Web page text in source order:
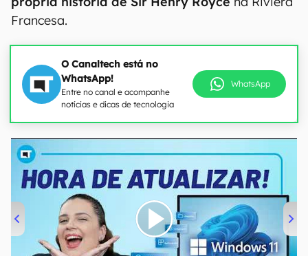
Francesa.
O Canaltech está no
WhatsApp!
Entre no canal e acompanhe
notícias e dicas de tecnologia
WhatsApp